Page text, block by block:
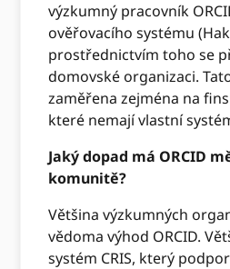
výzkumný pracovník
ověřovacího systému
prostřednictvím toho se
domovské organizaci.
zaměřena zejména na
které nemají vlastní
Jaký dopad má ORCID
komunitě?
Většina výzkumných
vědoma výhod ORCID.
systém CRIS, který